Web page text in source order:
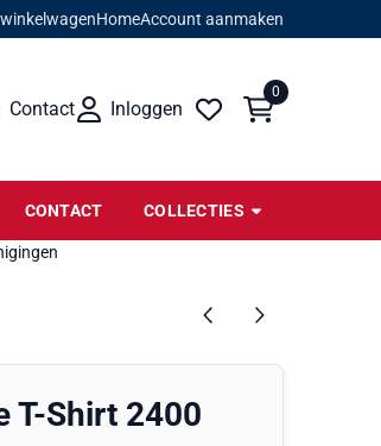
HomeAccount aanmaken
Contact Inloggen
0
CONTACT COLLECTIES
T-Shirt 2400